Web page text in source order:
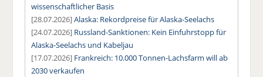
wissenschaftlicher Basis
[28.07.2026]Alaska: Rekordpreise für Alaska-Seelachs
[24.07.2026] Russland-Sanktionen: Kein Einfuhrstopp für
Alaska-Seelachs und Kabeljau
[17.07.2026] Frankreich: 10.000 Tonnen-Lachsfarm will ab
2030 verkaufen